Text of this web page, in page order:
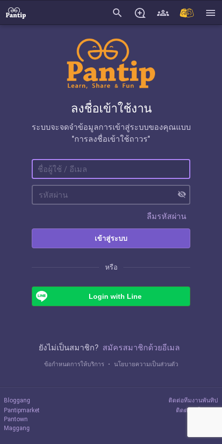
search menu
ลงชื่อเข้าใช้งาน
ระบบจะจดจำข้อมูลการเข้าสู่ระบบของคุณแบบ
"การลงชื่อเข้าใช้ถาวร"
visibility_off
ลืมรหัสผ่าน
เข้าสู่ระบบ
หรือ
Login with Line
ยังไม่เป็นสมาชิก? สมัครสมาชิกด้วยอีเมล
ข้อกำหนดการให้บริการ ・ นโยบายความเป็นส่วนตัว
Bloggang
Pantipmarket
Pantown
Maggang
ติดต่อทีมงานพันทิป
ติดต่อลงโฆษณา